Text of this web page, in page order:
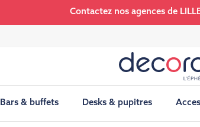
Contactez nos agences de
Bars & buffets Desks & pupitres